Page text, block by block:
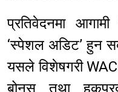
प्रतिवेदनमा आगामी
‘स्पेशल अडिट’ हुन
यसले विशेषगरी
बोनस तथा